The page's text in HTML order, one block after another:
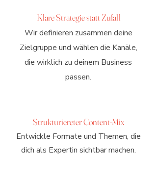
Klare Strategie statt Zufall
Wir definieren zusammen deine
Zielgruppe und wählen die Kanäle,
die wirklich zu deinem Business
passen.
Strukturiereter Content-Mix
Entwickle Formate und Themen, die
dich als Expertin sichtbar machen.